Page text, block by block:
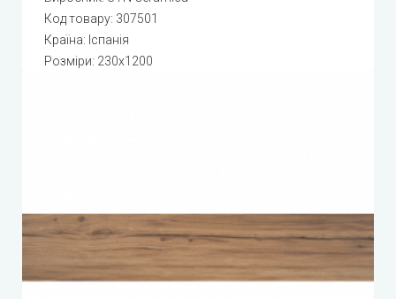
Код товару: 307501
Країна: Іспанія
Розміри: 230x1200